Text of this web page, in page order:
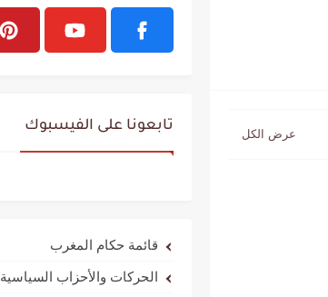
تابعونا على الفيسبوك
قائمة حكام المغرب
الحركات والأحزاب السياسية